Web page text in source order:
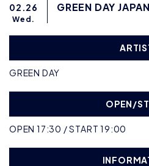
02.26
Wed.
GREEN DAY
GREEN DAY
OPEN/
OPEN 17:30 / START 19:00